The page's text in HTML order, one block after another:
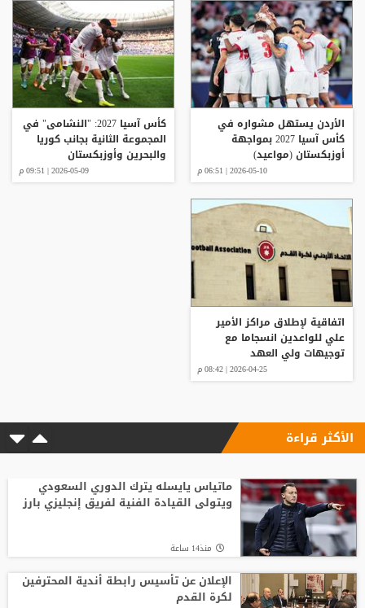
الأردن يستهل مشواره في
كأس آسيا 2027 بمواجهة
أوزبكستان (مواعيد)
2026-05-10 | 06:51 م
كأس آسيا 2027: "النشامى" في
المجموعة الثانية بجانب كوريا
والبحرين وأوزبكستان
2026-05-09 | 09:51 م
اتفاقية لإطلاق مراكز الأمير
علي للواعدين انسجاما مع
توجيهات ولي العهد
2026-04-25 | 08:42 م
الأكثر قراءة
ماتياس يايسله يترك الدوري السعودي
ويتولى القيادة الفنية لفريق إنجليزي بارز
منذ14 ساعة
الإعلان عن تأسيس رابطة أندية المحترفين
لكرة القدم